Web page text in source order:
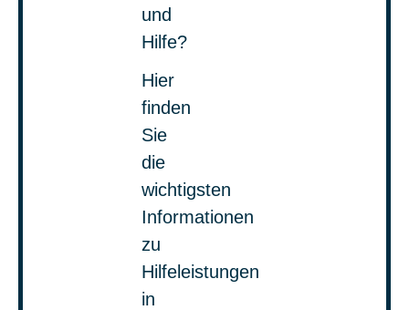
und
Hilfe?
Hier
finden
Sie
die
wichtigsten
Informationen
zu
Hilfeleistungen
in